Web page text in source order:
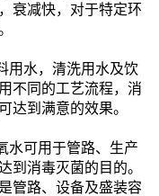
衰减快，对于特定环
用水，清洗用水及饮
不同的工艺流程，消
达到满意的效果。
水可用于管路、生产
到消毒灭菌的目的。
管路、设备及盛装容